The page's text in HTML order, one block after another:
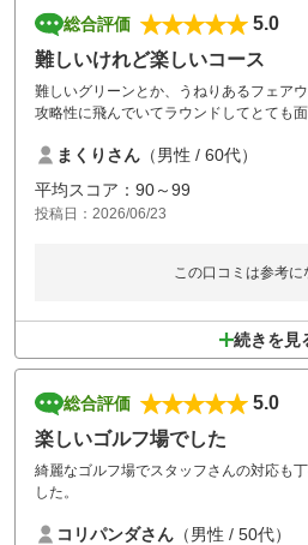
総合評価
5.0
難しいけれど楽しいコース
難しいグリーンとか、うねりあるフェア
攻略性に飛んでいてラウンドしてとても
まくりさん （男性 / 60代）
平均スコア：90～99
投稿日：2026/06/23
この口コミは参考に
続きを見
総合評価
5.0
楽しいゴルフ場でした
綺麗なゴルフ場でスタッフさんの対応も
した。
コリパンダさん （男性 / 50代）